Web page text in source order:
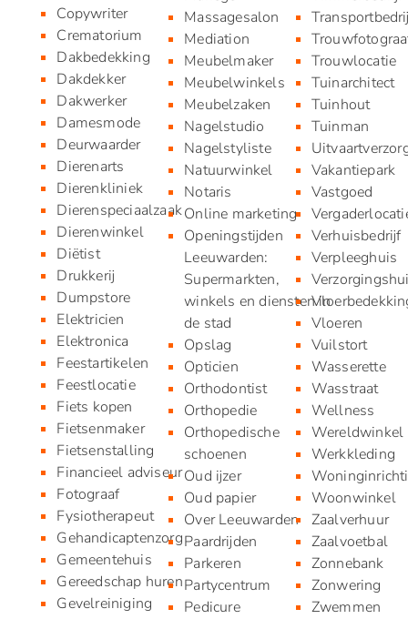
Copywriter
Crematorium
Dakbedekking
Dakdekker
Dakwerker
Damesmode
Deurwaarder
Dierenarts
Dierenkliniek
Dierenspeciaalzaak
Dierenwinkel
Diëtist
Drukkerij
Dumpstore
Elektricien
Elektronica
Feestartikelen
Feestlocatie
Fiets kopen
Fietsenmaker
Fietsenstalling
Financieel adviseur
Fotograaf
Fysiotherapeut
Gehandicaptenzorg
Gemeentehuis
Gereedschap huren
Gevelreiniging
Massagesalon
Mediation
Meubelmaker
Meubelwinkels
Meubelzaken
Nagelstudio
Nagelstyliste
Natuurwinkel
Notaris
Online marketing
Openingstijden
Leeuwarden:
Supermarkten,
winkels en diensten in
de stad
Opslag
Opticien
Orthodontist
Orthopedie
Orthopedische
schoenen
Oud ijzer
Oud papier
Over Leeuwarden
Paardrijden
Parkeren
Partycentrum
Pedicure
Trouwlocatie
Tuinarchitect
Tuinhout
Tuinman
Vakantiepark
Vastgoed
Verhuisbedrijf
Verpleeghuis
Vloeren
Vuilstort
Wasserette
Wasstraat
Wellness
Wereldwinkel
Werkkleding
Woonwinkel
Zaalverhuur
Zaalvoetbal
Zonnebank
Zonwering
Zwemmen